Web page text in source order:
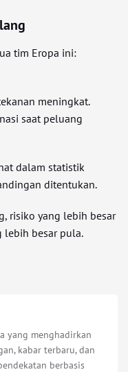
tim Eropa ini:
meningkat.
saat peluang
dalam statistik
ditentukan.
risiko yang lebih besar
lebih besar pula.
yang menghadirkan
kabar terbaru, dan
berbasis